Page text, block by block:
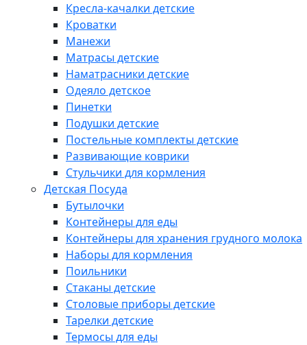
Кресла-качалки детские
Кроватки
Манежи
Матрасы детские
Наматрасники детские
Одеяло детское
Пинетки
Подушки детские
Постельные комплекты детские
Развивающие коврики
Стульчики для кормления
Детская Посуда
Бутылочки
Контейнеры для еды
Контейнеры для хранения грудного молока
Наборы для кормления
Поильники
Стаканы детские
Столовые приборы детские
Тарелки детские
Термосы для еды